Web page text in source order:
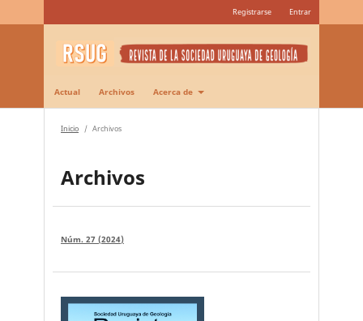
Actual Archivos Acerca de
Registrarse Entrar
Inicio / Archivos
Archivos
Núm. 27 (2024)